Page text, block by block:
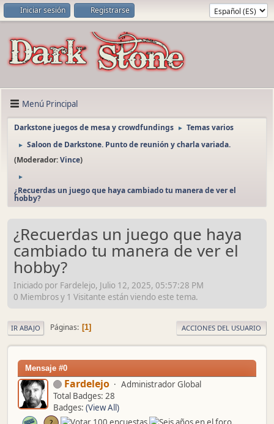
Iniciar sesión Registrarse
Menú Principal
Darkstone juegos de mesa y crowdfundings ► Temas varios
►
Saloon de Darkstone. Punto de reunión y charla variada.
(Moderador:Vince)
►
¿Recuerdas un juego que haya cambiado tu manera de ver el
hobby?
¿Recuerdas un juego que haya
cambiado tu manera de ver el
hobby?
Iniciado por Fardelejo, Julio 12, 2025, 05:57:28 PM
0 Miembros y 1 Visitante están viendo este tema.
IR ABAJO Páginas 1 ACCIONES DEL USUARIO
Mensaje #0
Fardelejo
Administrador Global
Total Badges: 28
Badges: (View All)